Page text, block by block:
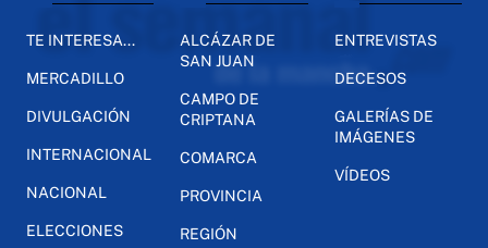
TE INTERESA...
MERCADILLO
DIVULGACIÓN
INTERNACIONAL
NACIONAL
ELECCIONES
ALCÁZAR DE
SAN JUAN
CAMPO DE
CRIPTANA
COMARCA
PROVINCIA
REGIÓN
ENTREVISTAS
DECESOS
GALERÍAS DE
IMÁGENES
VÍDEOS